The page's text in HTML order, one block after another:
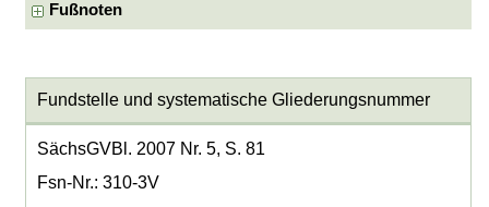
Fußnoten
Fundstelle und systematische Gliederungsnummer
SächsGVBl. 2007 Nr. 5, S. 81
Fsn-Nr.: 310-3V